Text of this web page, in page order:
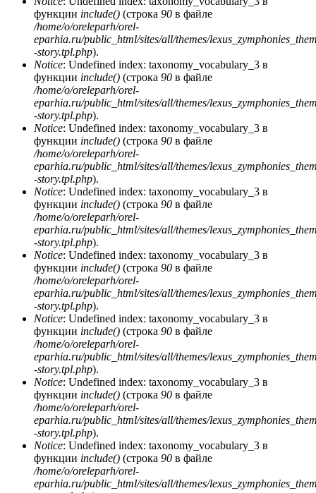
функции include() (строка 90 в файле
/home/o/oreleparh/orel-
eparhia.ru/public_html/sites/all/themes/
-story.tpl.php).
Notice: Undefined index: taxonomy_vocabulary_3 в
функции include() (строка 90 в файле
/home/o/oreleparh/orel-
eparhia.ru/public_html/sites/all/themes/
-story.tpl.php).
Notice: Undefined index: taxonomy_vocabulary_3 в
функции include() (строка 90 в файле
/home/o/oreleparh/orel-
eparhia.ru/public_html/sites/all/themes/
-story.tpl.php).
Notice: Undefined index: taxonomy_vocabulary_3 в
функции include() (строка 90 в файле
/home/o/oreleparh/orel-
eparhia.ru/public_html/sites/all/themes/
-story.tpl.php).
Notice: Undefined index: taxonomy_vocabulary_3 в
функции include() (строка 90 в файле
/home/o/oreleparh/orel-
eparhia.ru/public_html/sites/all/themes/
-story.tpl.php).
Notice: Undefined index: taxonomy_vocabulary_3 в
функции include() (строка 90 в файле
/home/o/oreleparh/orel-
eparhia.ru/public_html/sites/all/themes/
-story.tpl.php).
Notice: Undefined index: taxonomy_vocabulary_3 в
функции include() (строка 90 в файле
/home/o/oreleparh/orel-
eparhia.ru/public_html/sites/all/themes/
-story.tpl.php).
Notice: Undefined index: taxonomy_vocabulary_3 в
функции include() (строка 90 в файле
/home/o/oreleparh/orel-
eparhia.ru/public_html/sites/all/themes/